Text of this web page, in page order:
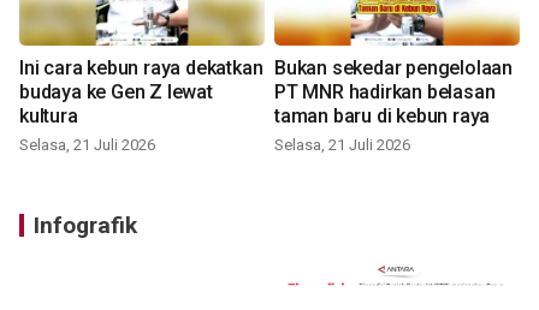
Ini cara kebun raya dekatkan
budaya ke Gen Z lewat
kultura
Selasa, 21 Juli 2026
Bukan sekedar pengelolaan
PT MNR hadirkan belasan
taman baru di kebun raya
Selasa, 21 Juli 2026
Infografik